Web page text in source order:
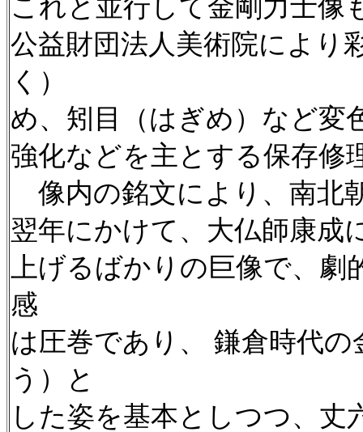
これと並行して金剛力士像
公益財団法人美術院により
く）
め、矧目（はぎめ）など変
強化などを主とする保存修
像内の銘文により、南北
翌年にかけて、大仏師康成
上げるばかりの巨像で、
感
は圧巻であり、 鎌倉時代
う）と
した姿を基本としつつ、